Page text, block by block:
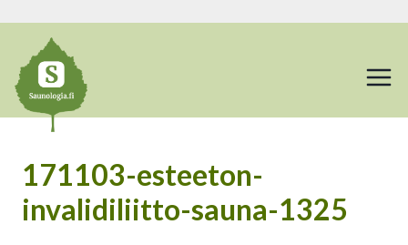
171103-esteeton-
invalidiliitto-sauna-1325